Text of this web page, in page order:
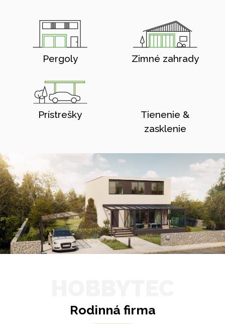
Pergoly Zimné zahrady
Prístrešky
Tienenie &
zasklenie
Rodinná firma